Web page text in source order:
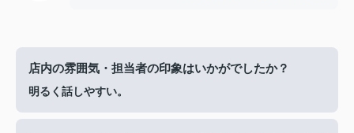
店内の雰囲気・担当者の印象はいかがでしたか？
明るく話しやすい。